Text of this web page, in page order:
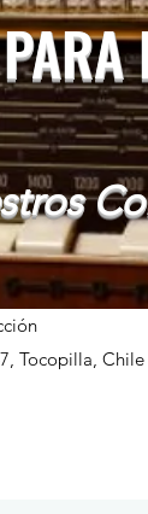
Tocopilla, Chile